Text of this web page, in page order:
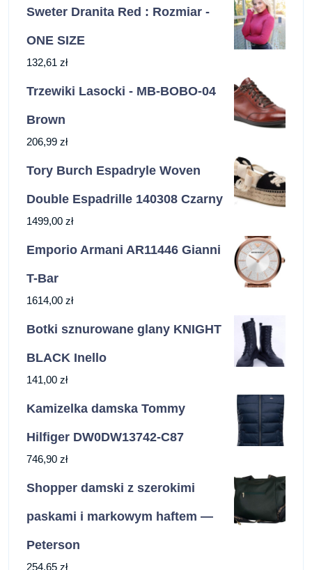
Sweter Dranita Red : Rozmiar -
ONE SIZE
132,61 zł
Trzewiki Lasocki - MB-BOBO-04
Brown
206,99 zł
Tory Burch Espadryle Woven
Double Espadrille 140308 Czarny
1499,00 zł
Emporio Armani AR11446 Gianni
T-Bar
1614,00 zł
Botki sznurowane glany KNIGHT
BLACK Inello
141,00 zł
Kamizelka damska Tommy
Hilfiger DW0DW13742-C87
746,90 zł
Shopper damski z szerokimi
paskami i markowym haftem —
Peterson
254,65 zł